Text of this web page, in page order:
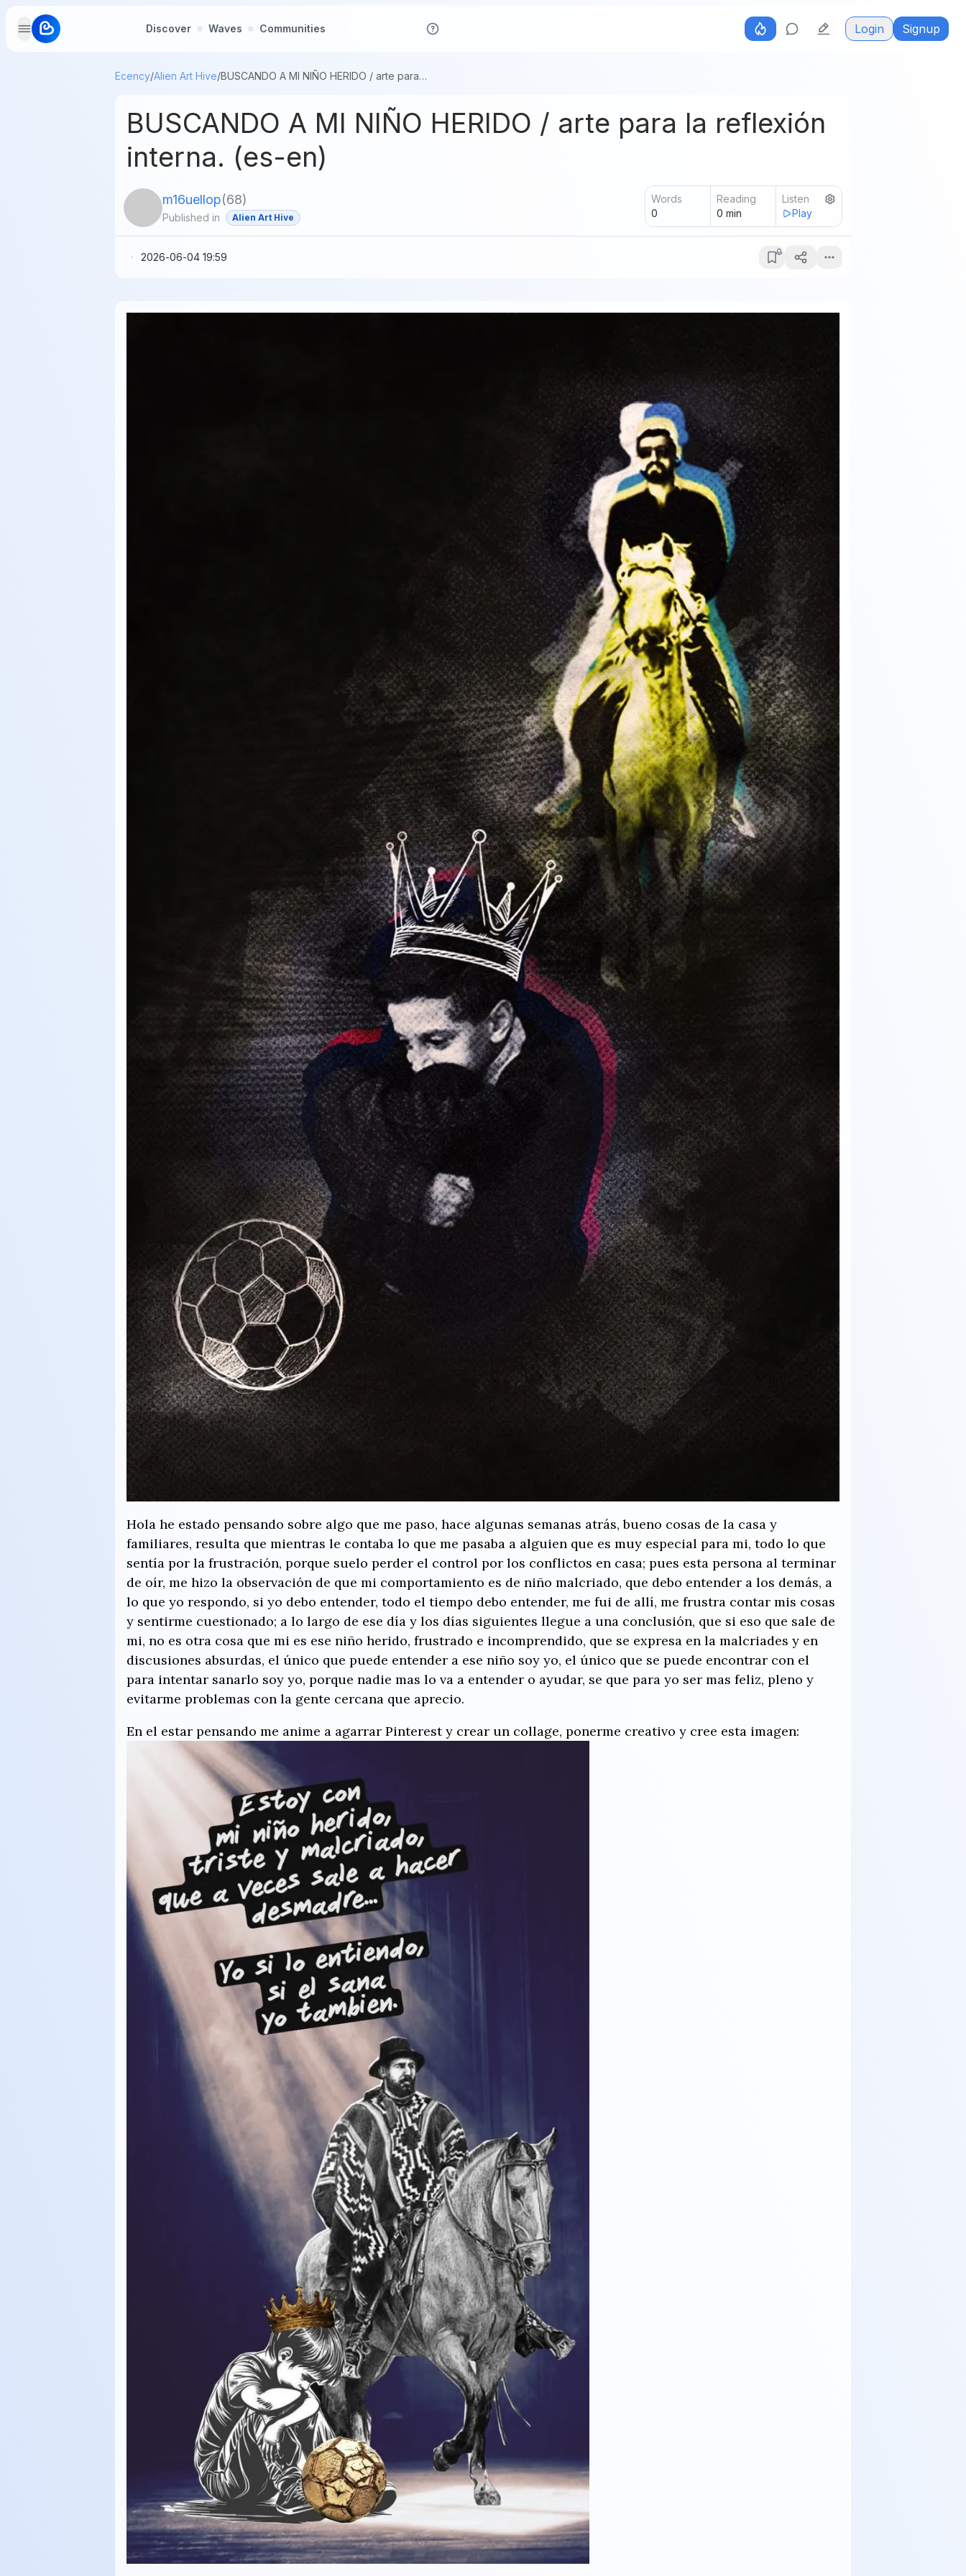
Discover Waves Communities Login Signup
Ecency/Alien Art Hive/ BUSCANDO A MI NIÑO HERIDO / arte para la reflexión interna. (es-en)
BUSCANDO A MI NIÑO HERIDO / arte para la reflexión
interna. (es-en)
m16uellop(68)
Published in Alien Art Hive
Words
0
Reading
0 min
Listen
Play
2026-06-04 19:59
Hola he estado pensando sobre algo que me paso, hace algunas semanas atrás, bueno cosas de la casa y
familiares, resulta que mientras le contaba lo que me pasaba a alguien que es muy especial para mi, todo lo que
sentía por la frustración, porque suelo perder el control por los conflictos en casa; pues esta persona al terminar
de oír, me hizo la observación de que mi comportamiento es de niño malcriado, que debo entender a los demás, a
lo que yo respondo, si yo debo entender, todo el tiempo debo entender, me fui de allí, me frustra contar mis cosas
y sentirme cuestionado; a lo largo de ese día y los días siguientes llegue a una conclusión, que si eso que sale de
mi, no es otra cosa que mi es ese niño herido, frustrado e incomprendido, que se expresa en la malcriades y en
discusiones absurdas, el único que puede entender a ese niño soy yo, el único que se puede encontrar con el
para intentar sanarlo soy yo, porque nadie mas lo va a entender o ayudar, se que para yo ser mas feliz, pleno y
evitarme problemas con la gente cercana que aprecio.
En el estar pensando me anime a agarrar Pinterest y crear un collage, ponerme creativo y cree esta imagen: